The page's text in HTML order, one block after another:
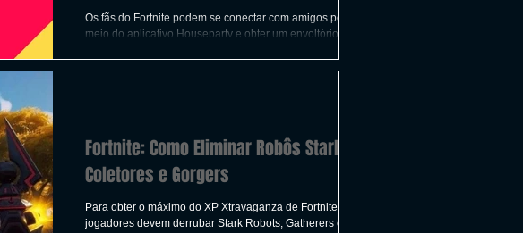
Os fãs do Fortnite podem se conectar com amigos por
meio do aplicativo Houseparty e obter um envoltório de
Fortnite: Como Eliminar Robôs Stark,
Coletores e Gorgers
Para obter o máximo do XP Xtravaganza de Fortnite, os
jogadores devem derrubar Stark Robots, Gatherers e